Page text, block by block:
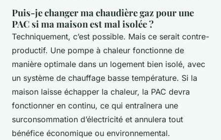
Puis-je changer ma chaudière gaz pour une
PAC si ma maison est mal isolée ?
Techniquement, c’est possible. Mais ce serait contre-
productif. Une pompe à chaleur fonctionne de
manière optimale dans un logement bien isolé, avec
un système de chauffage basse température. Si la
maison laisse échapper la chaleur, la PAC devra
fonctionner en continu, ce qui entraînera une
surconsommation d’électricité et annulera tout
bénéfice économique ou environnemental.